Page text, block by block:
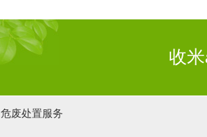
收
危废处置服务